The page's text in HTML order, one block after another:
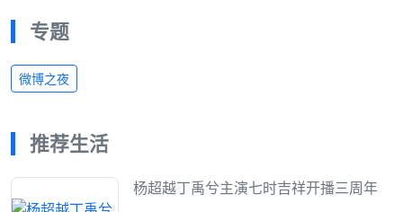
专题
微博之夜
推荐生活
杨超越丁禹兮主演七时吉祥开播三周年